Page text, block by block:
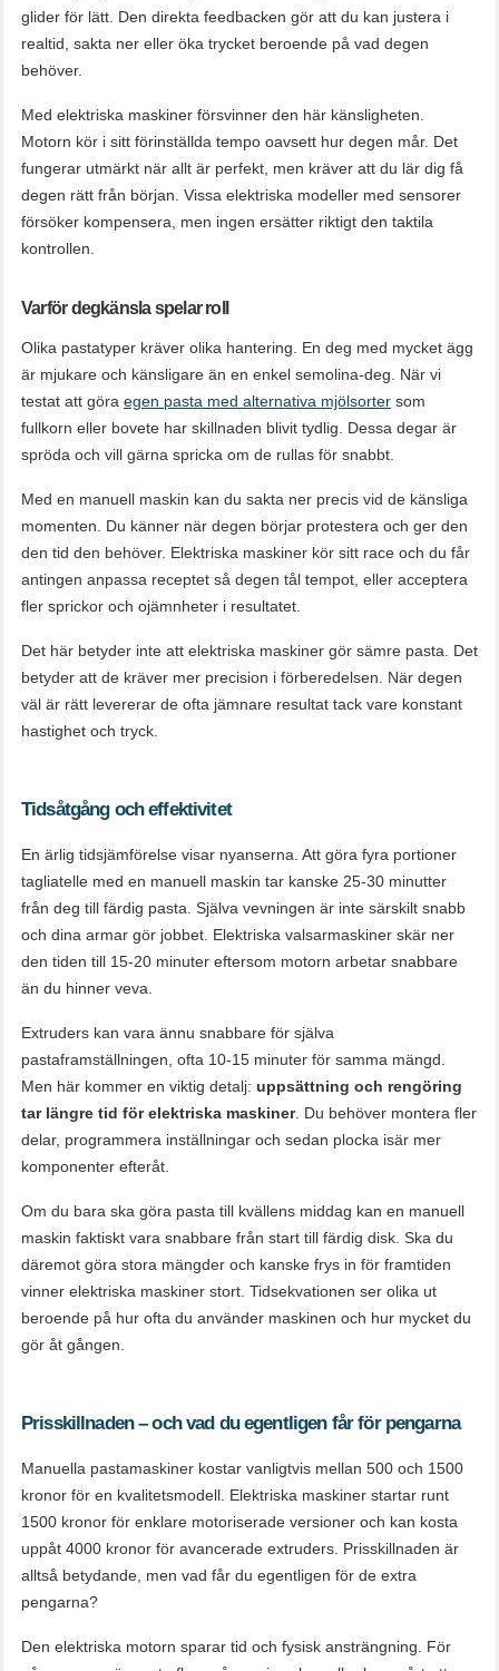
glider för lätt. Den direkta feedbacken gör att du kan justera i
realtid, sakta ner eller öka trycket beroende på vad degen
behöver.
Med elektriska maskiner försvinner den här känsligheten.
Motorn kör i sitt förinställda tempo oavsett hur degen mår. Det
fungerar utmärkt när allt är perfekt, men kräver att du lär dig få
degen rätt från början. Vissa elektriska modeller med sensorer
försöker kompensera, men ingen ersätter riktigt den taktila
kontrollen.
Varför degkänsla spelar roll
Olika pastatyper kräver olika hantering. En deg med mycket ägg
är mjukare och känsligare än en enkel semolina-deg. När vi
testat att göra egen pasta med alternativa mjölsorter som
fullkorn eller bovete har skillnaden blivit tydlig. Dessa degar är
spröda och vill gärna spricka om de rullas för snabbt.
Med en manuell maskin kan du sakta ner precis vid de känsliga
momenten. Du känner när degen börjar protestera och ger den
den tid den behöver. Elektriska maskiner kör sitt race och du får
antingen anpassa receptet så degen tål tempot, eller acceptera
fler sprickor och ojämnheter i resultatet.
Det här betyder inte att elektriska maskiner gör sämre pasta. Det
betyder att de kräver mer precision i förberedelsen. När degen
väl är rätt levererar de ofta jämnare resultat tack vare konstant
hastighet och tryck.
Tidsåtgång och effektivitet
En ärlig tidsjämförelse visar nyanserna. Att göra fyra portioner
tagliatelle med en manuell maskin tar kanske 25-30 minutter
från deg till färdig pasta. Själva vevningen är inte särskilt snabb
och dina armar gör jobbet. Elektriska valsarmaskiner skär ner
den tiden till 15-20 minuter eftersom motorn arbetar snabbare
än du hinner veva.
Extruders kan vara ännu snabbare för själva
pastaframställningen, ofta 10-15 minuter för samma mängd.
Men här kommer en viktig detalj: uppsättning och rengöring
tar längre tid för elektriska maskiner. Du behöver montera fler
delar, programmera inställningar och sedan plocka isär mer
komponenter efteråt.
Om du bara ska göra pasta till kvällens middag kan en manuell
maskin faktiskt vara snabbare från start till färdig disk. Ska du
däremot göra stora mängder och kanske frys in för framtiden
vinner elektriska maskiner stort. Tidsekvationen ser olika ut
beroende på hur ofta du använder maskinen och hur mycket du
gör åt gången.
Prisskillnaden – och vad du egentligen får för pengarna
Manuella pastamaskiner kostar vanligtvis mellan 500 och 1500
kronor för en kvalitetsmodell. Elektriska maskiner startar runt
1500 kronor för enklare motoriserade versioner och kan kosta
uppåt 4000 kronor för avancerade extruders. Prisskillnaden är
alltså betydande, men vad får du egentligen för de extra
pengarna?
Den elektriska motorn sparar tid och fysisk ansträngning. För